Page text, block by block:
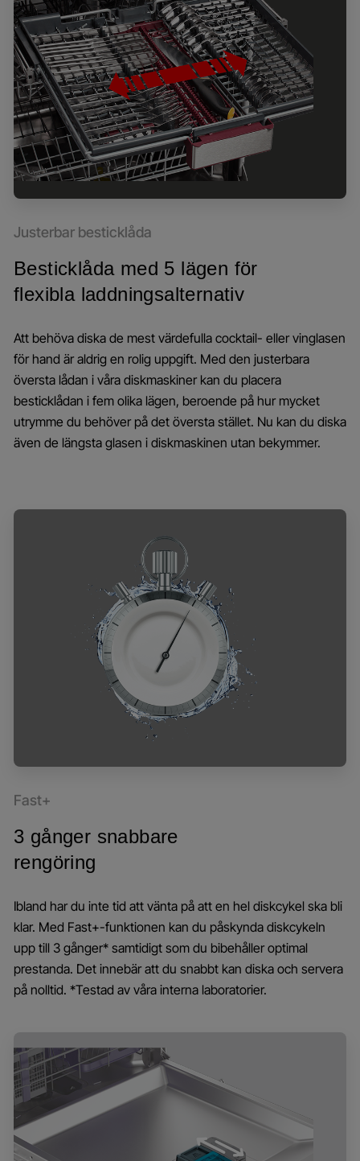
Justerbar besticklåda
Besticklåda med 5 lägen för
flexibla laddningsalternativ
Att behöva diska de mest värdefulla cocktail- eller vinglasen
för hand är aldrig en rolig uppgift. Med den justerbara
översta lådan i våra diskmaskiner kan du placera
besticklådan i fem olika lägen, beroende på hur mycket
utrymme du behöver på det översta stället. Nu kan du diska
även de längsta glasen i diskmaskinen utan bekymmer.
Fast+
3 gånger snabbare
rengöring
Ibland har du inte tid att vänta på att en hel diskcykel ska bli
klar. Med Fast+-funktionen kan du påskynda diskcykeln
upp till 3 gånger* samtidigt som du bibehåller optimal
prestanda. Det innebär att du snabbt kan diska och servera
på nolltid. *Testad av våra interna laboratorier.